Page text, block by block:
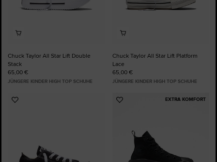
Chuck Taylor All Star Lift Double
Stack
65,00 €
JÜNGERE KINDER HIGH TOP SCHUHE
Chuck Taylor All Star Lift Platform
Lace
65,00 €
JÜNGERE KINDER HIGH TOP SCHUHE
Zu
EXTRA KOMFORT
Zu